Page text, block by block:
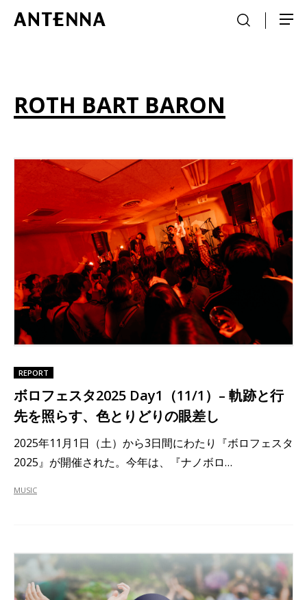
ROTH BART BARON
REPORT
ボロフェスタ2025 Day1（11/1）– 軌跡と行
先を照らす、色とりどりの眼差し
2025年11月1日（土）から3日間にわたり『ボロフェスタ
2025』が開催された。今年は、『ナノボロ…
MUSIC